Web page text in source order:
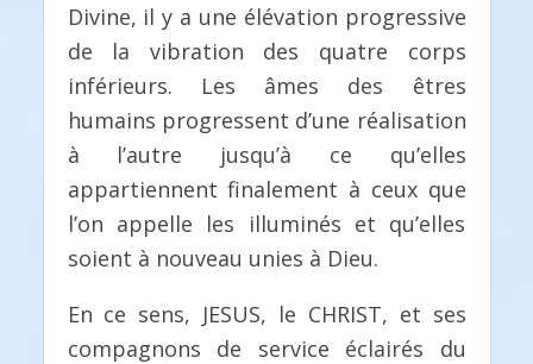
Divine, il y a une élévation progressive
de la vibration des quatre corps
inférieurs. Les âmes des êtres
humains progressent d’une réalisation
à l’autre jusqu’à ce qu’elles
appartiennent finalement à ceux que
l’on appelle les illuminés et qu’elles
soient à nouveau unies à Dieu.
En ce sens, JESUS, le CHRIST, et ses
compagnons de service éclairés du